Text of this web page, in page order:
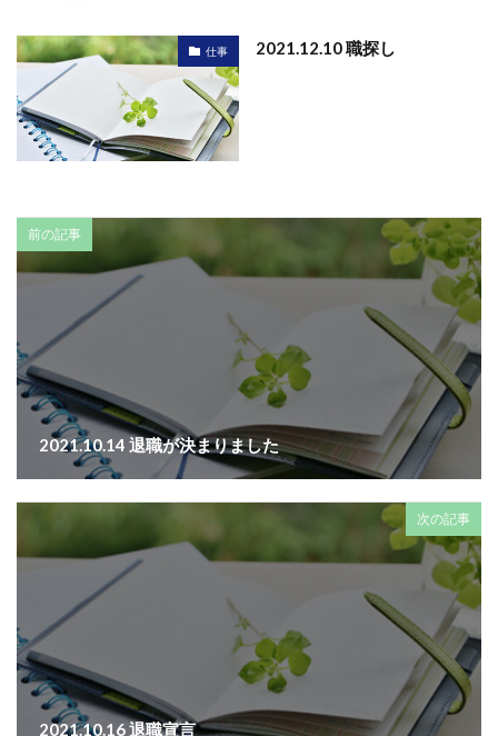
仕事 2021.12.10 職探し
前の記事
2021.10.14 退職が決まりました
次の記事
2021.10.16 退職宣言